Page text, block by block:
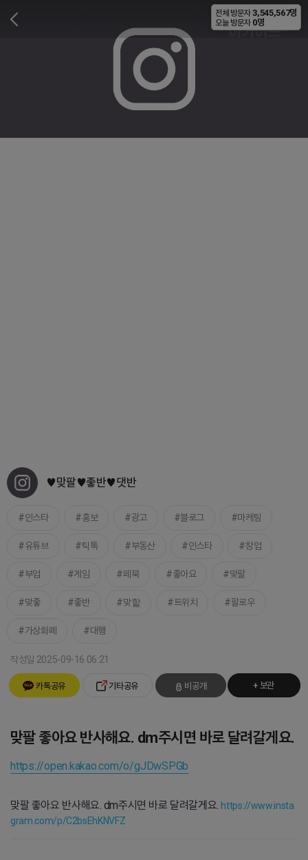
비공개
♥맞팔♥좋반♥댓반
인스타 홍보 광고 블로그 마케팅
유튜브 틱톡 부동산 인스타 창업
부업 게임 페북 좋아요 맞팔
맞좋 좋반 맞핱 트위치 팔로우
가상화폐 대행
작성일 2025-09-16 06:21
카톡공유 기타공유 비공개 + 보관
맞팔 좋아요 반사해요. dm주시면 바로 달려갈게요.
https://open.kakao.com/o/gJDwSPGb
맞팔 좋아요 반사해요. dm주시면 바로 달려갈게요.https://www.insta
gram.com/p/C2bsEhKNVFZ
전체 방문자 3,545,567명
오늘 방문자 0명